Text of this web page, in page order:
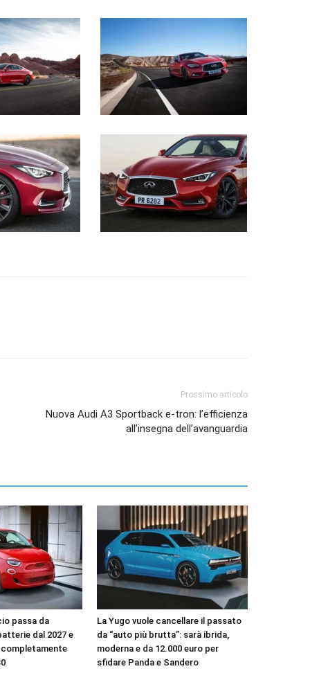
Prossimo articolo
Nuova Audi A3 Sportback e-tron: l’efficienza
all’insegna dell’avanguardia
passa da
dal 2027 e
completamente
La Yugo vuole cancellare il passato
da “auto più brutta”: sarà ibrida,
moderna e da 12.000 euro per
sfidare Panda e Sandero